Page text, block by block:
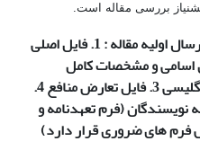
بررسی مقاله است.
فایل های ارسالی نویسنده جهت ارسال اولیه مقاله : 1. فایل اصلی
نام نویسندگان 2. فایل اسامی و مشخصات کامل
نویسندگان به دو زبان فارسی و انگلیسی 3. فایل تعارض منافع 4.
نویسندگان (فرم تعهدنامه و
های ضروری قرار دارد)